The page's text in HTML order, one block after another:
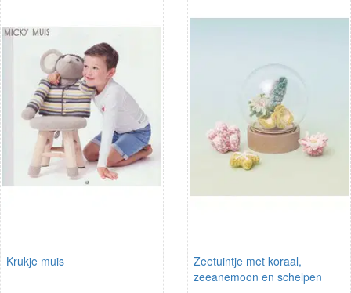
Krukje muis
Zeetuintje met koraal,
zeeanemoon en schelpen